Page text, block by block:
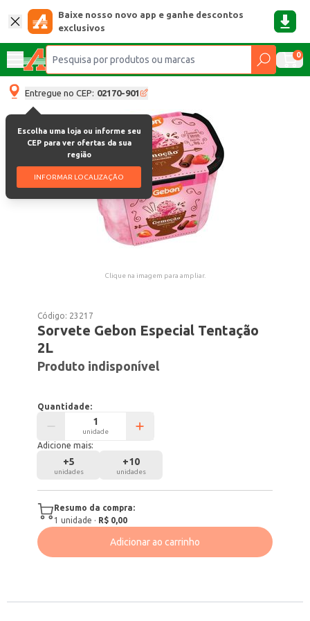
Baixe nosso novo app e ganhe descontos
exclusivos
0
Entregue no CEP: 02170-901
Escolha uma loja ou informe seu
CEP para ver ofertas da sua
região
INFORMAR LOCALIZAÇÃO
Clique na imagem para ampliar.
Código: 23217
Sorvete Gebon Especial Tentação
2L
Produto indisponível
Quantidade:
unidade
Adicione mais:
+5
unidades
+10
unidades
Resumo da compra:
1 unidade · R$ 0,00
Adicionar ao carrinho